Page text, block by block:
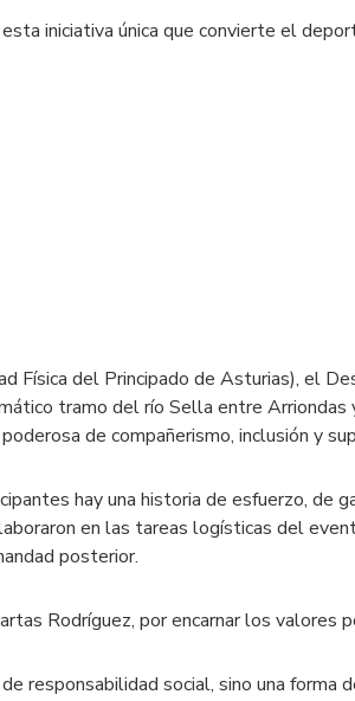
iniciativa única que convierte el
Física del Principado de Asturias), el
tramo del río Sella entre Arriondas
de compañerismo, inclusión y
hay una historia de esfuerzo, de
en las tareas logísticas del
posterior.
Rodríguez, por encarnar los valores
responsabilidad social, sino una forma